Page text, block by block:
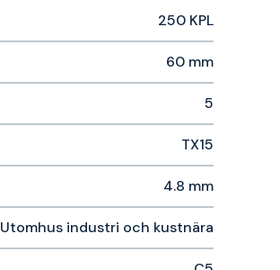
250 KPL
60 mm
5
TX15
4.8 mm
Utomhus industri och kustnära